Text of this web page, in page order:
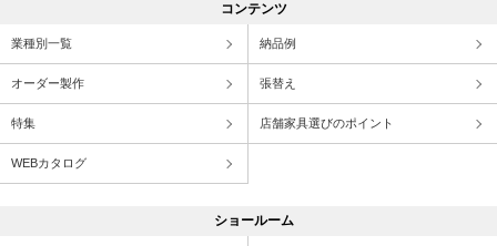
コンテンツ
業種別一覧 納品例
オーダー製作 張替え
特集 店舗家具選びのポイント
WEBカタログ
ショールーム